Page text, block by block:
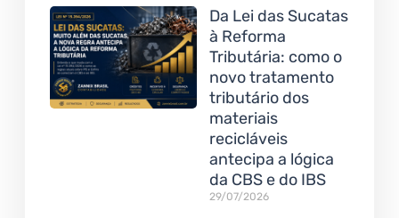
Da Lei das Sucatas
à Reforma
Tributária: como o
novo tratamento
tributário dos
materiais
recicláveis
antecipa a lógica
da CBS e do IBS
29/07/2026